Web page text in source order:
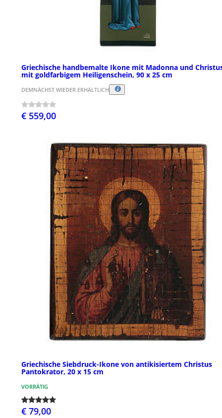
Griechische handbemalte Ikone mit Madonna und
mit goldfarbigem Heiligenschein, 90 x 25 cm
DEMNÄCHST WIEDER ERHÄLTLICH
€ 559,00
Griechische Siebdruck-Ikone von antikisiertem Christus
Pantokrator, 20 x 15 cm
VORRÄTIG
€ 79,00